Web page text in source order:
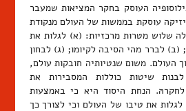
העוסק בחקר המציאות שמעבר
עוסקת בממשות של העולם מנקודת
שלוש מטרות מרכזיות: (א) לגלות את
לברר מהי הסיבה לקיומו; (ג) לבחון
העולם. משום שנטיותיה חובקות עולם,
שיטות כוללות המסבירות את
לחקרהּ. הנחת היסוד היא כי באמצעות
לגלות את טיבו של העולם וכי לצורך כך